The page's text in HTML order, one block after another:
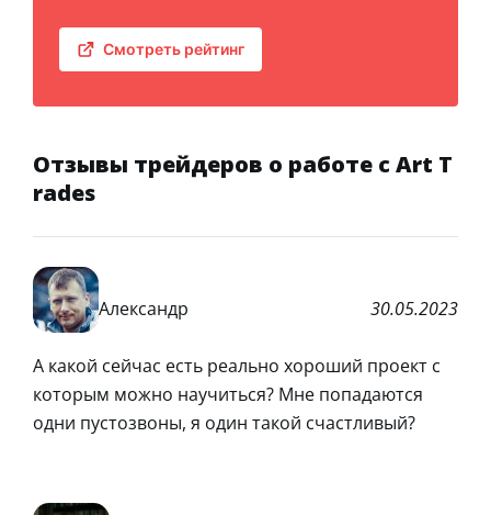
Смотреть рейтинг
Отзывы трейдеров о работе с Art T
rades
Александр 30.05.2023
А какой сейчас есть реально хороший проект с
которым можно научиться? Мне попадаются
одни пустозвоны, я один такой счастливый?